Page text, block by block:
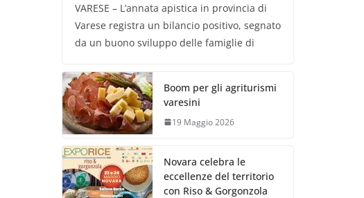
VARESE – L’annata apistica in provincia di
Varese registra un bilancio positivo, segnato
da un buono sviluppo delle famiglie di
Boom per gli agriturismi
varesini
19 Maggio 2026
Novara celebra le
eccellenze del territorio
con Riso & Gorgonzola